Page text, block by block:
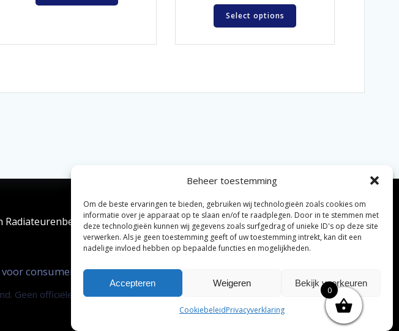
Beheer toestemming
Om de beste ervaringen te bieden, gebruiken wij technologieën zoals cookies om
informatie over je apparaat op te slaan en/of te raadplegen. Door in te stemmen met
deze technologieën kunnen wij gegevens zoals surfgedrag of unieke ID's op deze site
verwerken. Als je geen toestemming geeft of uw toestemming intrekt, kan dit een
nadelige invloed hebben op bepaalde functies en mogelijkheden.
Accepteren Weigeren Bekijk voorkeuren
CookiebeleidPrivacyverklaring
Select options
Radiateurenbedrijf.
consumenten| Zakelijke algemene voorwaarden
Geen officiële samenwerking tenzij anders vermeld. 0